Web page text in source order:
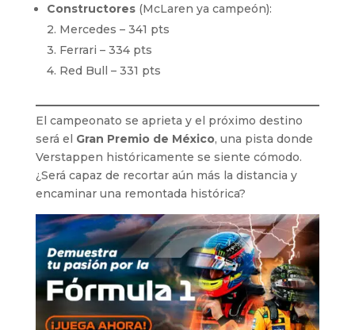
Constructores(McLaren ya campeón):
2. Mercedes – 341 pts
3. Ferrari – 334 pts
4. Red Bull – 331 pts
El campeonato se aprieta y el próximo destino
será el Gran Premio de México, una pista donde
Verstappen históricamente se siente cómodo.
¿Será capaz de recortar aún más la distancia y
encaminar una remontada histórica?